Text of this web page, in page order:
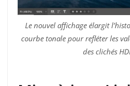
Le nouvel affichage élargit
courbe tonale pour refléter les
des clichés